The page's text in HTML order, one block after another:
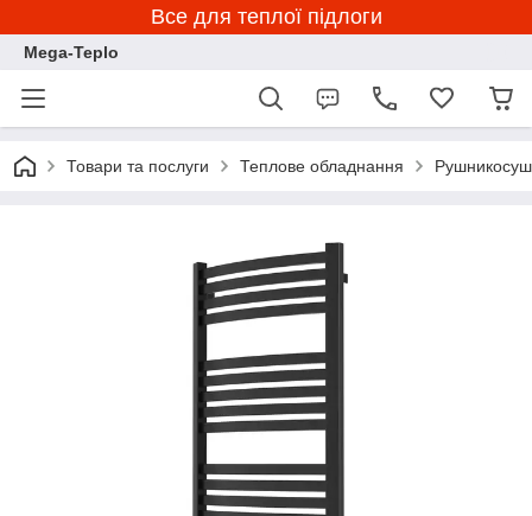
Все для теплої підлоги
Mega-Teplo
Товари та послуги Теплове обладнання